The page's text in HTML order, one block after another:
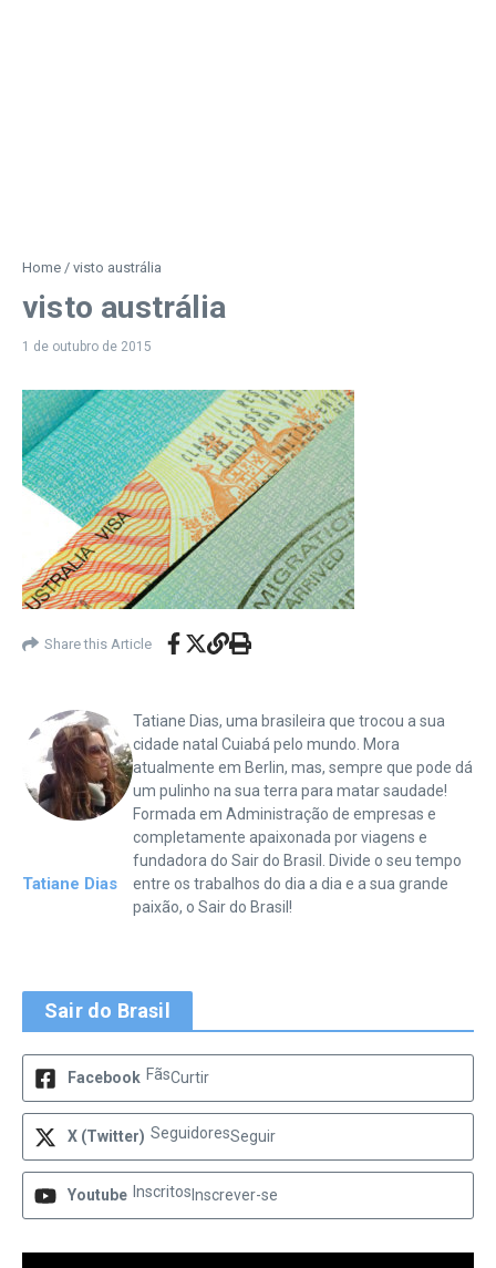
Home / visto austrália
visto austrália
1 de outubro de 2015
Share this Article
Tatiane Dias
Tatiane Dias, uma brasileira que trocou a sua
cidade natal Cuiabá pelo mundo. Mora
atualmente em Berlin, mas, sempre que pode dá
um pulinho na sua terra para matar saudade!
Formada em Administração de empresas e
completamente apaixonada por viagens e
fundadora do Sair do Brasil. Divide o seu tempo
entre os trabalhos do dia a dia e a sua grande
paixão, o Sair do Brasil!
Sair do Brasil
Facebook FãsCurtir
X (Twitter) SeguidoresSeguir
Youtube Inscritos Inscrever-se